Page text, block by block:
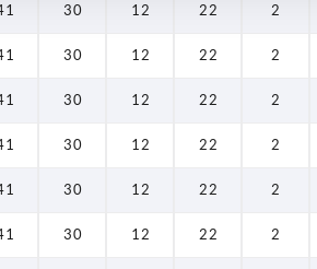
30 12 22 2
30 12 22 2
30 12 22 2
30 12 22 2
30 12 22 2
30 12 22 2